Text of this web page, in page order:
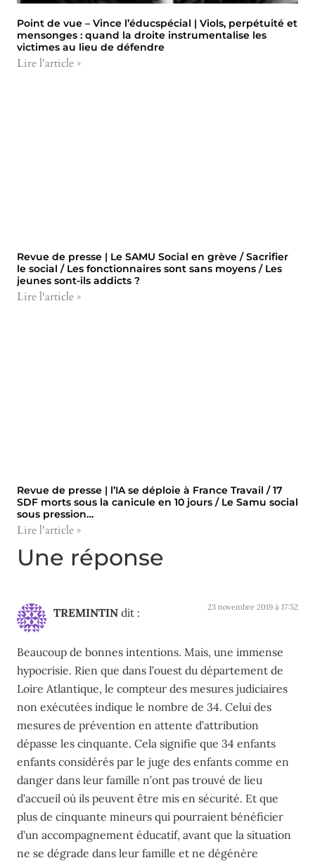
Point de vue – Vince l’éducspécial | Viols, perpétuité et
mensonges : quand la droite instrumentalise les
victimes au lieu de défendre
Lire l'article »
Revue de presse | Le SAMU Social en grève / Sacrifier
le social / Les fonctionnaires sont sans moyens / Les
jeunes sont-ils addicts ?
Lire l'article »
Revue de presse | l’IA se déploie à France Travail / 17
SDF morts sous la canicule en 10 jours / Le Samu social
sous pression…
Lire l'article »
Une réponse
TREMINTIN dit : 23 novembre 2019 à 17:52
Beaucoup de bonnes intentions. Mais, une immense
hypocrisie. Rien que dans l’ouest du département de
Loire Atlantique, le compteur des mesures judiciaires
non exécutées indique le nombre de 34. Celui des
mesures de prévention en attente d’attribution
dépasse les cinquante. Cela signifie que 34 enfants
enfants considérés par le juge des enfants comme en
danger dans leur famille n’ont pas trouvé de lieu
d’accueil où ils peuvent être mis en sécurité. Et que
plus de cinquante mineurs qui pourraient bénéficier
d’un accompagnement éducatif, avant que la situation
ne se dégrade dans leur famille et ne dégénère